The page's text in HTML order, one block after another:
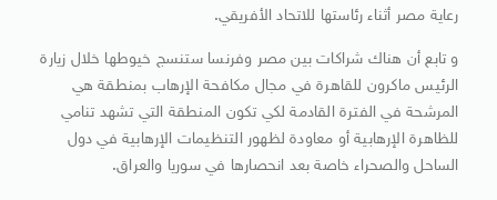
رعاية مصر أثناء رئاستها للاتحاد الأفريقي.
و تابع أن هناك شراكات بين مصر وفرنسا ستنسج خيوطها خلال زيارة
الرئيس ماكرون للقاهرة في مجال مكافحة الإرهاب بمنطقة هي
المرشحة في الفترة القادمة لكي تكون المنطقة التي تشهد تنامي
للظاهرة الإرهابية أو معاودة لظهور التنظيمات الإرهابية في دول
الساحل والصحراء خاصة بعد انحصارها في سوريا والعراق.